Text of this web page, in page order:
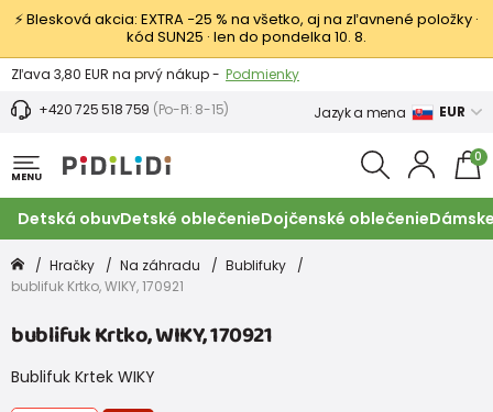
⚡ Blesková akcia: EXTRA −25 % na všetko, aj na zľavnené položky ·
kód SUN25 · len do pondelka 10. 8.
Výmena a vrátenie tovaru - Zobraziť
Zľava 3,80 EUR na prvý nákup - Podmienky
+420 725 518 759 (Po-Pi: 8-15) Jazyk a mena EUR
MENU
0
Detská obuvDetské oblečenieDojčenské oblečenie
Hračky Na záhradu
Bublifuky
bublifuk Krtko, WIKY, 170921
bublifuk Krtko, WIKY, 170921
Bublifuk Krtek WIKY